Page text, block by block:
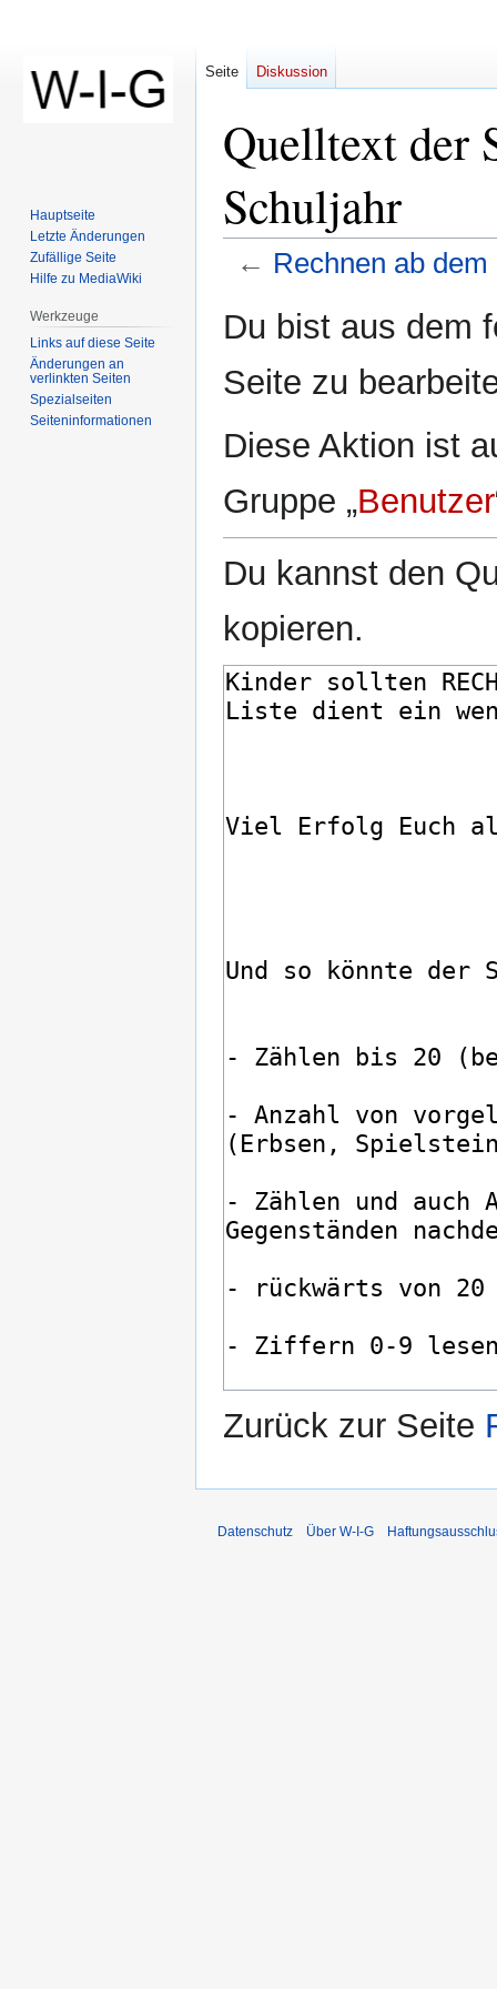
Quelltext der
Schuljahr
← Rechnen ab
Navigation
Suche
Du bist aus dem
Seite zu
Diese Aktion ist
Gruppe „Benutzer
Du kannst den
kopieren.
Zurück zur Seite
Seite Diskussion
Hauptseite
Letzte Änderungen
Zufällige Seite
Hilfe zu MediaWiki
Werkzeuge
Links auf diese Seite
Änderungen an
verlinkten Seiten
Spezialseiten
Seiten­­informationen
Datenschutz Über W-I-G